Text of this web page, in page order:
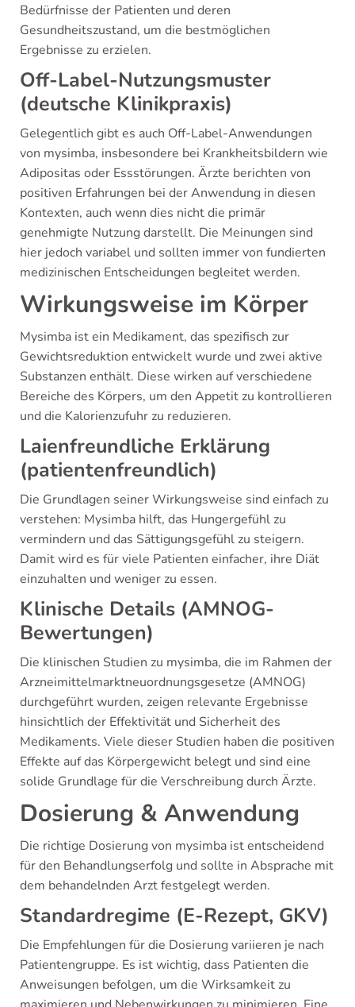
Bedürfnisse der Patienten und deren
Gesundheitszustand, um die bestmöglichen
Ergebnisse zu erzielen.
Off-Label-Nutzungsmuster
(deutsche Klinikpraxis)
Gelegentlich gibt es auch Off-Label-Anwendungen
von mysimba, insbesondere bei Krankheitsbildern wie
Adipositas oder Essstörungen. Ärzte berichten von
positiven Erfahrungen bei der Anwendung in diesen
Kontexten, auch wenn dies nicht die primär
genehmigte Nutzung darstellt. Die Meinungen sind
hier jedoch variabel und sollten immer von fundierten
medizinischen Entscheidungen begleitet werden.
Wirkungsweise im Körper
Mysimba ist ein Medikament, das spezifisch zur
Gewichtsreduktion entwickelt wurde und zwei aktive
Substanzen enthält. Diese wirken auf verschiedene
Bereiche des Körpers, um den Appetit zu kontrollieren
und die Kalorienzufuhr zu reduzieren.
Laienfreundliche Erklärung
(patientenfreundlich)
Die Grundlagen seiner Wirkungsweise sind einfach zu
verstehen: Mysimba hilft, das Hungergefühl zu
vermindern und das Sättigungsgefühl zu steigern.
Damit wird es für viele Patienten einfacher, ihre Diät
einzuhalten und weniger zu essen.
Klinische Details (AMNOG-
Bewertungen)
Die klinischen Studien zu mysimba, die im Rahmen der
Arzneimittelmarktneuordnungsgesetze (AMNOG)
durchgeführt wurden, zeigen relevante Ergebnisse
hinsichtlich der Effektivität und Sicherheit des
Medikaments. Viele dieser Studien haben die positiven
Effekte auf das Körpergewicht belegt und sind eine
solide Grundlage für die Verschreibung durch Ärzte.
Dosierung & Anwendung
Die richtige Dosierung von mysimba ist entscheidend
für den Behandlungserfolg und sollte in Absprache mit
dem behandelnden Arzt festgelegt werden.
Standardregime (E-Rezept, GKV)
Die Empfehlungen für die Dosierung variieren je nach
Patientengruppe. Es ist wichtig, dass Patienten die
Anweisungen befolgen, um die Wirksamkeit zu